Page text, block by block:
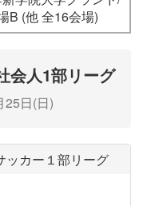
B (他 全16会場)
人1部リーグ
日(日)
カー１部リーグ